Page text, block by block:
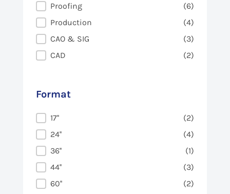
Proofing
(6)
Production
(4)
CAO & SIG
(3)
CAD
(2)
Format
Format
17''
(2)
24''
(4)
36''
(1)
44''
(3)
60''
(2)